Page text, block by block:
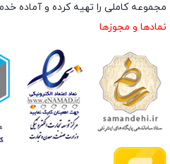
مجموعه کاملی را تهیه کرده و آماده
نمادها و مجوزها